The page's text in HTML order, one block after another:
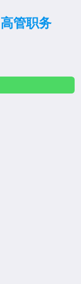
管职务